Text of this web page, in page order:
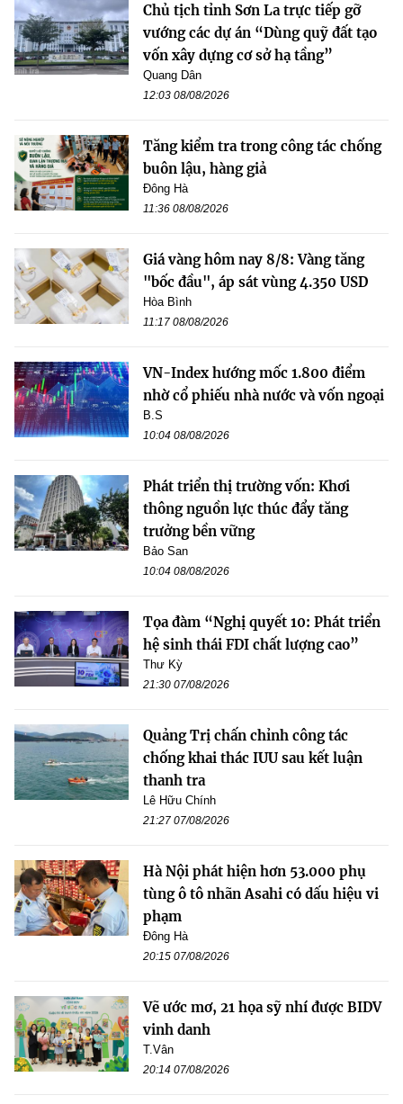
Chủ tịch tỉnh Sơn La trực tiếp gỡ
vướng các dự án “Dùng quỹ đất tạo
vốn xây dựng cơ sở hạ tầng”
Quang Dân
12:03 08/08/2026
Tăng kiểm tra trong công tác chống
buôn lậu, hàng giả
Đông Hà
11:36 08/08/2026
Giá vàng hôm nay 8/8: Vàng tăng
"bốc đầu", áp sát vùng 4.350 USD
Hòa Bình
11:17 08/08/2026
VN-Index hướng mốc 1.800 điểm
nhờ cổ phiếu nhà nước và vốn ngoại
B.S
10:04 08/08/2026
Phát triển thị trường vốn: Khơi
thông nguồn lực thúc đẩy tăng
trưởng bền vững
Bảo San
10:04 08/08/2026
Tọa đàm “Nghị quyết 10: Phát triển
hệ sinh thái FDI chất lượng cao”
Thư Kỳ
21:30 07/08/2026
Quảng Trị chấn chỉnh công tác
chống khai thác IUU sau kết luận
thanh tra
Lê Hữu Chính
21:27 07/08/2026
Hà Nội phát hiện hơn 53.000 phụ
tùng ô tô nhãn Asahi có dấu hiệu vi
phạm
Đông Hà
20:15 07/08/2026
Vẽ ước mơ, 21 họa sỹ nhí được BIDV
vinh danh
T.Vân
20:14 07/08/2026